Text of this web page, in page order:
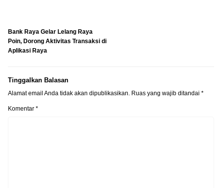
Bank Raya Gelar Lelang Raya
Poin, Dorong Aktivitas Transaksi di
Aplikasi Raya
Tinggalkan Balasan
Alamat email Anda tidak akan dipublikasikan. Ruas yang wajib ditandai *
Komentar *